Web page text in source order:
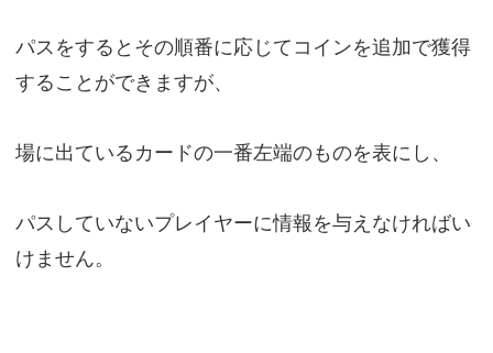
パスをするとその順番に応じてコインを追加で獲得
することができますが、
場に出ているカードの一番左端のものを表にし、
パスしていないプレイヤーに情報を与えなければい
けません。